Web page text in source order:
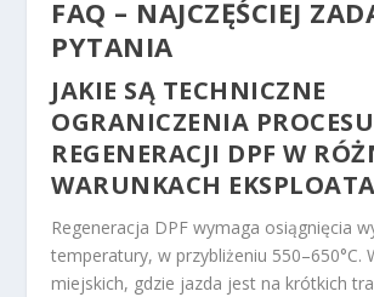
FAQ – NAJCZĘŚCIEJ
PYTANIA
JAKIE SĄ TECHNICZNE
OGRANICZENIA PROCESU
REGENERACJI DPF W
WARUNKACH
Regeneracja DPF wymaga osiągnięcia
temperatury, w przybliżeniu 550–650°C.
miejskich, gdzie jazda jest na krótkich